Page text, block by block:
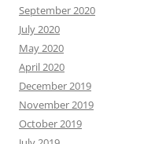
September 2020
July 2020
May 2020
April 2020
December 2019
November 2019
October 2019